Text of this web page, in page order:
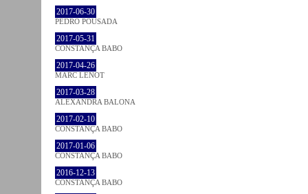
2017-06-30
PEDRO POUSADA
2017-05-31
CONSTANÇA BABO
2017-04-26
MARC LENOT
2017-03-28
ALEXANDRA BALONA
2017-02-10
CONSTANÇA BABO
2017-01-06
CONSTANÇA BABO
2016-12-13
CONSTANÇA BABO